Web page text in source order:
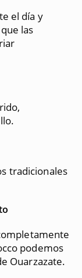
el día y
las
tradicionales
podemos
Ouarzazate.